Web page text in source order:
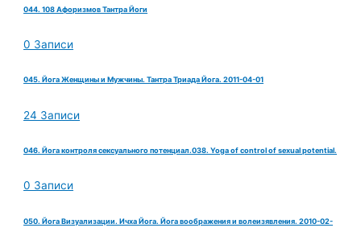
044. 108 Афоризмов Тантра Йоги
0 Записи
045. Йога Женщины и Мужчины. Тантра Триада Йога. 2011-04-01
24 Записи
046. Йога контроля сексуального потенциал.038. Yoga of control of sexual potential.
0 Записи
050. Йога Визуализации. Ичха Йога. Йога воображения и волеизявления. 2010-02-